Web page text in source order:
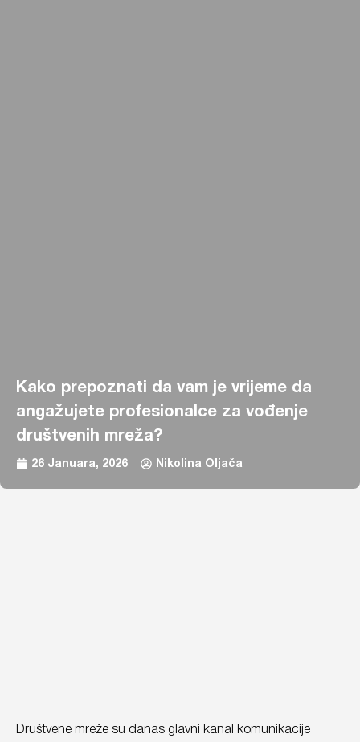
Kako prepoznati da vam je vrijeme da
angažujete profesionalce za vođenje
društvenih mreža?
26 Januara, 2026 Nikolina Oljača
Društvene mreže su danas glavni kanal komunikacije